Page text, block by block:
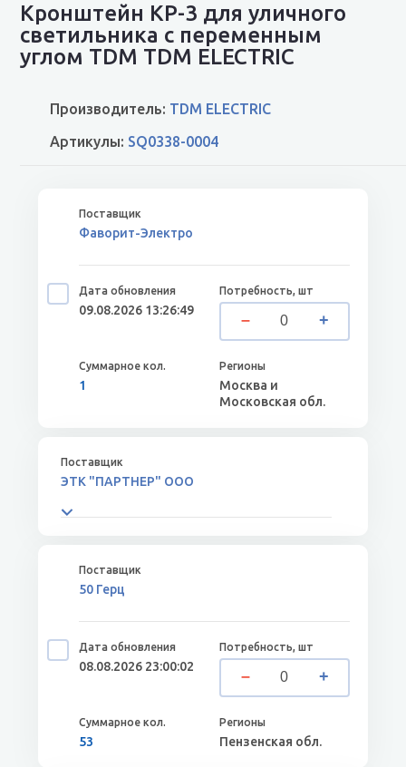
Кронштейн КР-3 для уличного
светильника с переменным
углом TDM TDM ELECTRIC
Производитель: TDM ELECTRIC
Артикулы: SQ0338-0004
Фаворит-Электро
09.08.2026 13:26:49
1
Москва и
Московская обл.
ЭТК "ПАРТНЕР" ООО
50 Герц
08.08.2026 23:00:02
53 Пензенская обл.